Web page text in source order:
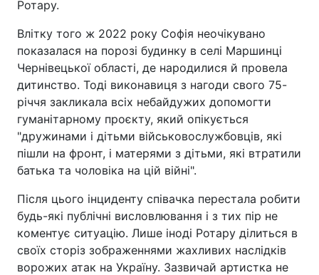
Ротару.
Влітку того ж 2022 року Софія неочікувано
показалася на порозі будинку в селі Маршинці
Чернівецької області, де народилися й провела
дитинство. Тоді виконавиця з нагоди свого 75-
річчя закликала всіх небайдужих допомогти
гуманітарному проєкту, який опікується
"дружинами і дітьми військовослужбовців, які
пішли на фронт, і матерями з дітьми, які втратили
батька та чоловіка на цій війні".
Після цього інциденту співачка перестала робити
будь-які публічні висловлювання і з тих пір не
коментує ситуацію. Лише іноді Ротару ділиться в
своїх сторіз зображеннями жахливих наслідків
ворожих атак на Україну. Зазвичай артистка не